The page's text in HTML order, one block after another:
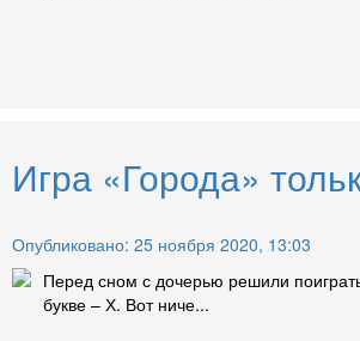
Игра «Города»
Опубликовано: 25 ноября 2020, 13:03
Перед сном с дочерью решили
букве – Х. Вот ниче...